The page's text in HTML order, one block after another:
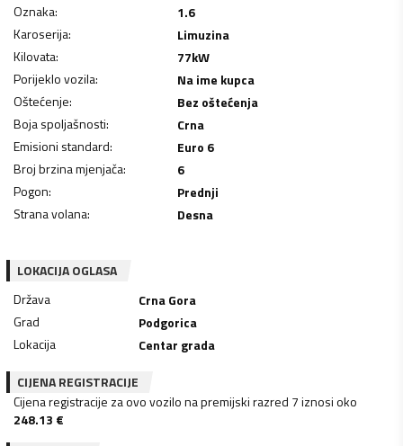
Oznaka:
1.6
Karoserija:
Limuzina
Kilovata: 77kW
Porijeklo vozila:
Na ime kupca
Oštećenje:
Bez oštećenja
Boja spoljašnosti:
Crna
Emisioni standard:
Euro 6
Broj brzina mjenjača:
6
Pogon:
Prednji
Strana volana: Desna
LOKACIJA OGLASA
Država
Crna Gora
Grad
Podgorica
Lokacija
Centar grada
CIJENA REGISTRACIJE
Cijena registracije za ovo vozilo na premijski razred 7 iznosi oko
248.13 €